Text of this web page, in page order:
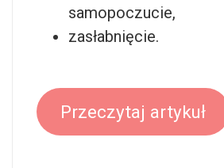
samopoczucie,
zasłabnięcie.
Przeczytaj artykuł